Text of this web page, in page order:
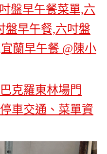
克羅東林場門
車交通、菜單資